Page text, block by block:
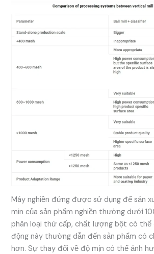
Máy nghiền đứng được sử dụng để sản
mịn của sản phẩm nghiền thường dưới
phân loại thứ cấp, chất lượng bột có thể
động này thường dẫn đến sản phẩm có
hơn. Sự thay đổi về độ mịn có thể ảnh